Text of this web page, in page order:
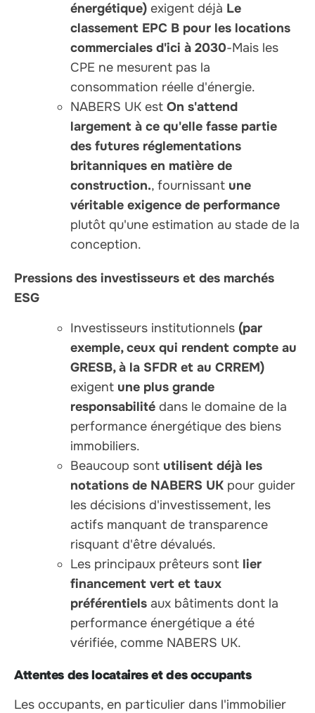
énergétique) exigent déjà Le
classement EPC B pour les locations
commerciales d'ici à 2030-Mais les
CPE ne mesurent pas la
consommation réelle d'énergie.
NABERS UK est On s'attend
largement à ce qu'elle fasse partie
des futures réglementations
britanniques en matière de
construction., fournissant une
véritable exigence de performance
plutôt qu'une estimation au stade de la
conception.
Pressions des investisseurs et des marchés
ESG
Investisseurs institutionnels (par
exemple, ceux qui rendent compte au
GRESB, à la SFDR et au CRREM)
exigent une plus grande
responsabilité dans le domaine de la
performance énergétique des biens
immobiliers.
Beaucoup sont utilisent déjà les
notations de NABERS UK pour guider
les décisions d'investissement, les
actifs manquant de transparence
risquant d'être dévalués.
Les principaux prêteurs sont lier
financement vert et taux
préférentiels aux bâtiments dont la
performance énergétique a été
vérifiée, comme NABERS UK.
Attentes des locataires et des occupants
Les occupants, en particulier dans l'immobilier